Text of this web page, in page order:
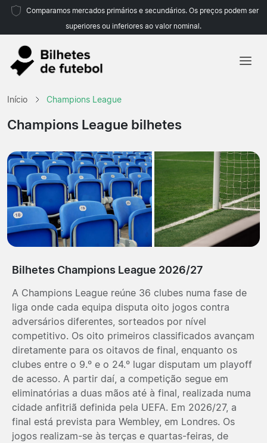
Comparamos mercados primários e secundários. Os preços podem ser
superiores ou inferiores ao valor nominal.
Campeonatos
Agências de viagens
Início Champions League
Champions League bilhetes
Bilhetes Champions League 2026/27
A Champions League reúne 36 clubes numa fase de
liga onde cada equipa disputa oito jogos contra
adversários diferentes, sorteados por nível
competitivo. Os oito primeiros classificados avançam
diretamente para os oitavos de final, enquanto os
clubes entre o 9.º e o 24.º lugar disputam um playoff
de acesso. A partir daí, a competição segue em
eliminatórias a duas mãos até à final, realizada numa
cidade anfitriã definida pela UEFA. Em 2026/27, a
final está prevista para Wembley, em Londres. Os
jogos realizam-se às terças e quartas-feiras, de